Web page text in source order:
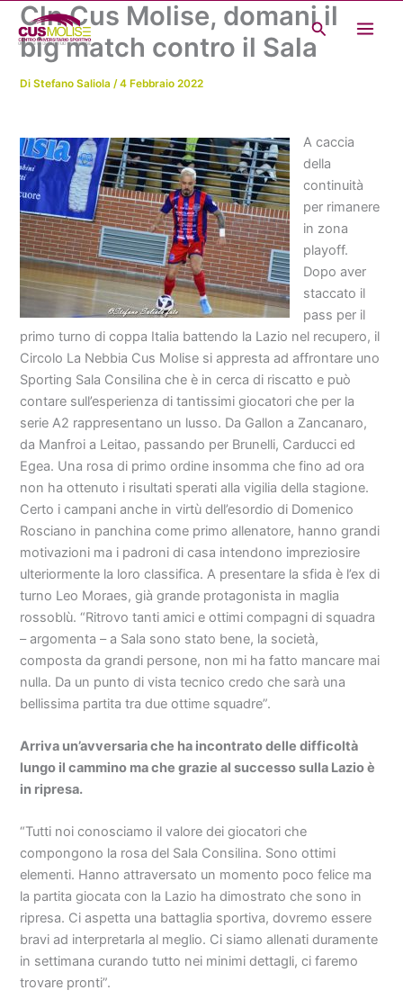
contenuto
Cerca
Cln Cus Molise, domani il
big match contro il Sala
DiStefano Saliola/4 Febbraio 2022
A caccia
della
continuità
per rimanere
in zona
playoff.
Dopo aver
staccato il
pass per il
primo turno di coppa Italia battendo la Lazio nel recupero, il
Circolo La Nebbia Cus Molise si appresta ad affrontare uno
Sporting Sala Consilina che è in cerca di riscatto e può
contare sull’esperienza di tantissimi giocatori che per la
serie A2 rappresentano un lusso. Da Gallon a Zancanaro,
da Manfroi a Leitao, passando per Brunelli, Carducci ed
Egea. Una rosa di primo ordine insomma che fino ad ora
non ha ottenuto i risultati sperati alla vigilia della stagione.
Certo i campani anche in virtù dell’esordio di Domenico
Rosciano in panchina come primo allenatore, hanno grandi
motivazioni ma i padroni di casa intendono impreziosire
ulteriormente la loro classifica. A presentare la sfida è l’ex di
turno Leo Moraes, già grande protagonista in maglia
rossoblù. “Ritrovo tanti amici e ottimi compagni di squadra
– argomenta – a Sala sono stato bene, la società,
composta da grandi persone, non mi ha fatto mancare mai
nulla. Da un punto di vista tecnico credo che sarà una
bellissima partita tra due ottime squadre”.
Arriva un’avversaria che ha incontrato delle difficoltà
lungo il cammino ma che grazie al successo sulla Lazio è
in ripresa.
“Tutti noi conosciamo il valore dei giocatori che
compongono la rosa del Sala Consilina. Sono ottimi
elementi. Hanno attraversato un momento poco felice ma
la partita giocata con la Lazio ha dimostrato che sono in
ripresa. Ci aspetta una battaglia sportiva, dovremo essere
bravi ad interpretarla al meglio. Ci siamo allenati duramente
in settimana curando tutto nei minimi dettagli, ci faremo
trovare pronti”.